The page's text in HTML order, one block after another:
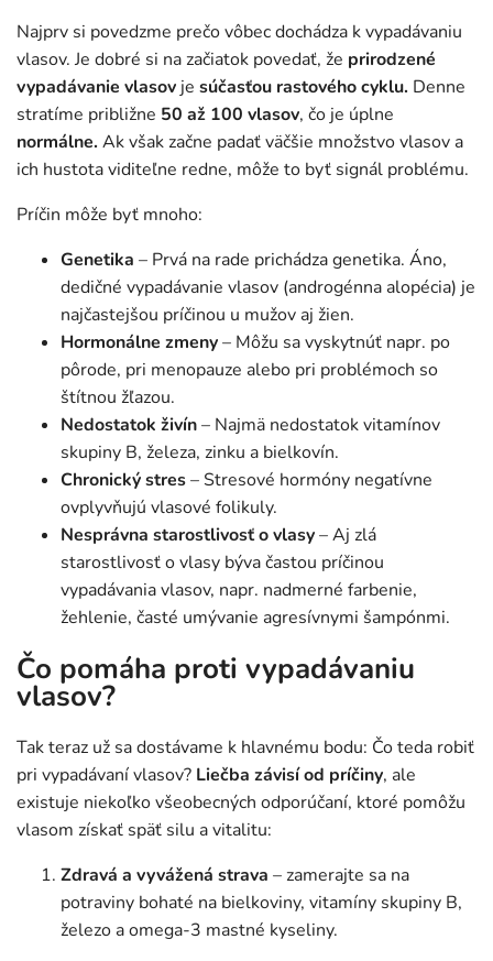
Najprv si povedzme prečo vôbec dochádza k vypadávaniu
vlasov. Je dobré si na začiatok povedať, že prirodzené
vypadávanie vlasov je súčasťou rastového cyklu. Denne
stratíme približne 50 až 100 vlasov, čo je úplne
normálne. Ak však začne padať väčšie množstvo vlasov a
ich hustota viditeľne redne, môže to byť signál problému.
Príčin môže byť mnoho:
Genetika – Prvá na rade prichádza genetika. Áno,
dedičné vypadávanie vlasov (androgénna alopécia) je
najčastejšou príčinou u mužov aj žien.
Hormonálne zmeny– Môžu sa vyskytnúť napr. po
pôrode, pri menopauze alebo pri problémoch so
štítnou žľazou.
Nedostatok živín– Najmä nedostatok vitamínov
skupiny B, železa, zinku a bielkovín.
Chronický stres– Stresové hormóny negatívne
ovplyvňujú vlasové folikuly.
Nesprávna starostlivosť o vlasy– Aj zlá
starostlivosť o vlasy býva častou príčinou
vypadávania vlasov, napr. nadmerné farbenie,
žehlenie, časté umývanie agresívnymi šampónmi.
Čo pomáha proti vypadávaniu
vlasov?
Tak teraz už sa dostávame k hlavnému bodu: Čo teda robiť
pri vypadávaní vlasov? Liečba závisíod príčiny, ale
existuje niekoľko všeobecných odporúčaní, ktoré pomôžu
vlasom získať späť silu a vitalitu:
Zdravá a vyvážená strava – zamerajte sa na
potraviny bohaté na bielkoviny, vitamíny skupiny B,
železo a omega-3 mastné kyseliny.